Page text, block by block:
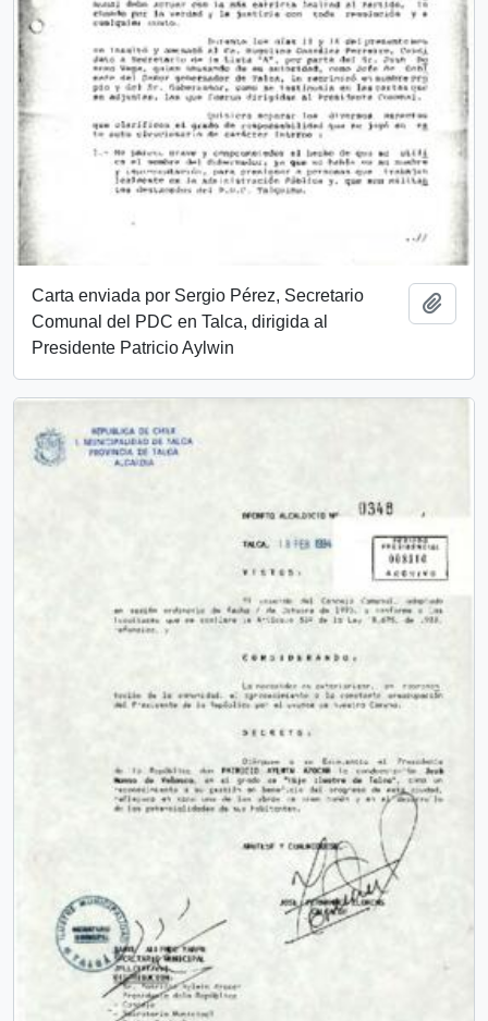
Carta enviada por Sergio Pérez, Secretario
Comunal del PDC en Talca, dirigida al
Presidente Patricio Aylwin